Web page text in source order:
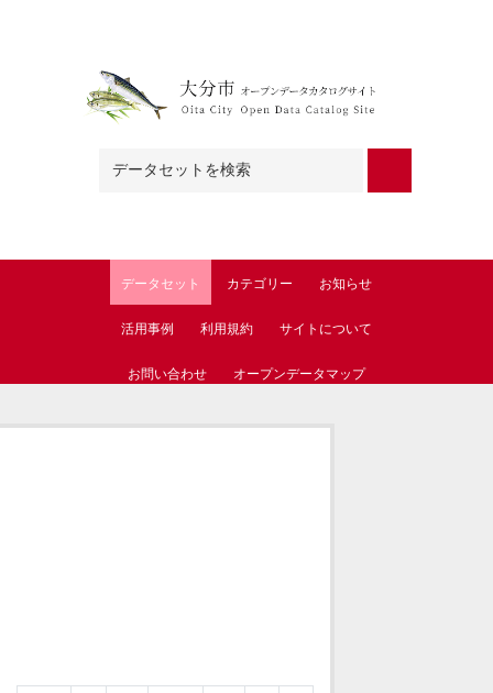
データセット カテゴリー お知らせ
活用事例 利用規約 サイトについて
お問い合わせ オープンデータマップ